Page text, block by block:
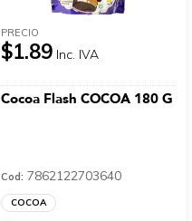
PRECIO
$1.89 Inc. IVA
Cocoa Flash COCOA 180 G
Cod: 7862122703640
COCOA